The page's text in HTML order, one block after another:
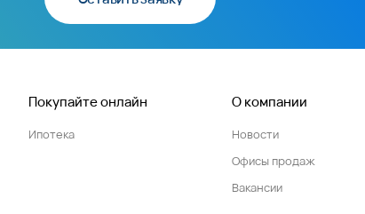
Покупайте онлайн
Ипотека
О компании
Новости
Офисы продаж
Вакансии